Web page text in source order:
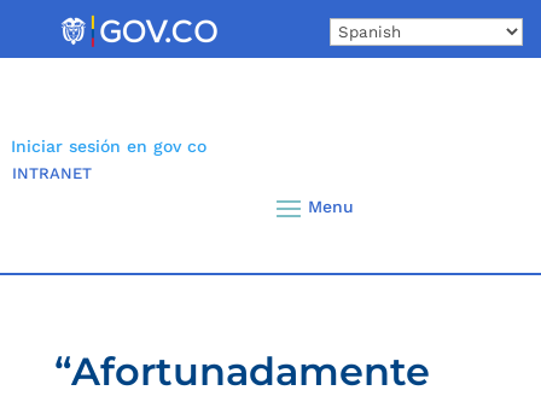
Iniciar sesión en gov co
INTRANET
“Afortunadamente